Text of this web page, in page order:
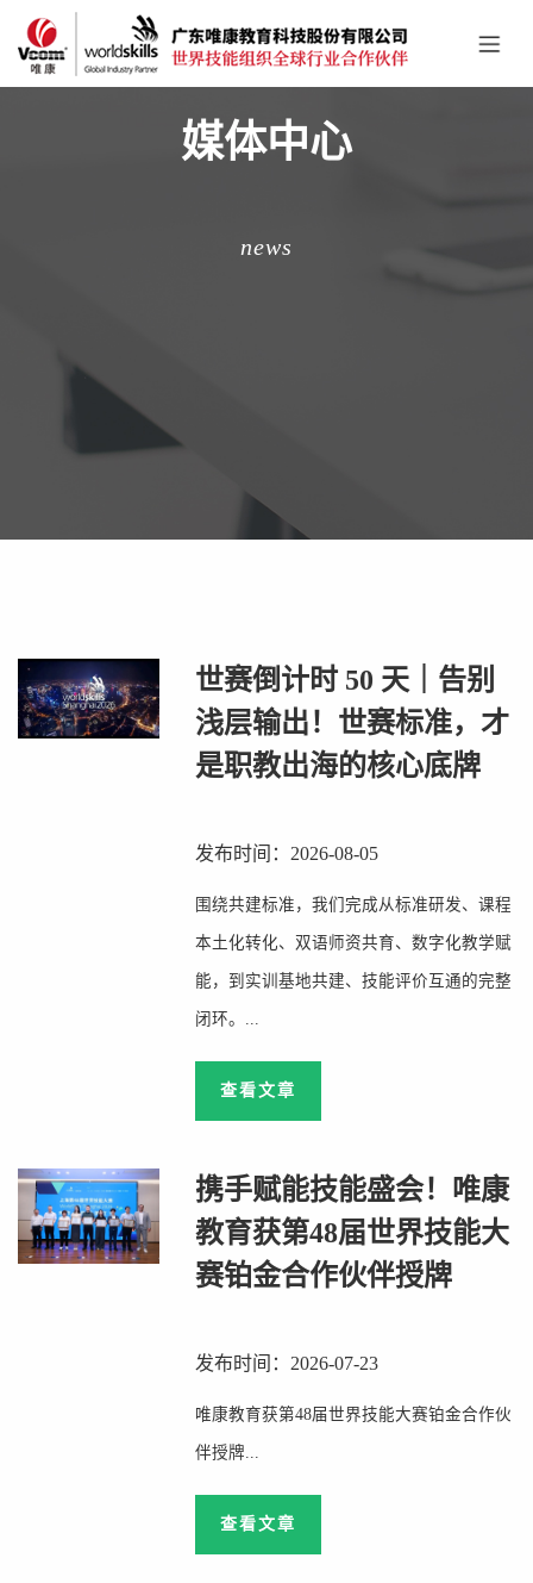
媒体中心
news
世赛倒计时 50 天｜告别
浅层输出！世赛标准，才
是职教出海的核心底牌
发布时间：2026-08-05
围绕共建标准，我们完成从标准研发、课程
本土化转化、双语师资共育、数字化教学赋
能，到实训基地共建、技能评价互通的完整
闭环。...
查看文章
携手赋能技能盛会！唯康
教育获第48届世界技能大
赛铂金合作伙伴授牌
发布时间：2026-07-23
唯康教育获第48届世界技能大赛铂金合作伙
伴授牌...
查看文章